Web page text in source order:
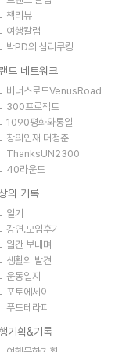
책리뷰
여행칼럼
박PD의 심리쿠킹
드 네트워크
비너스로드VenusRoad
300프로젝트
1090평화와통일
창의인재 더청춘
ThanksUN2300
40라운드
의 기록
일기
강연.모임후기
월간 보내며
생활의 발견
운동일지
포토에세이
푸드테라피
기획&기록